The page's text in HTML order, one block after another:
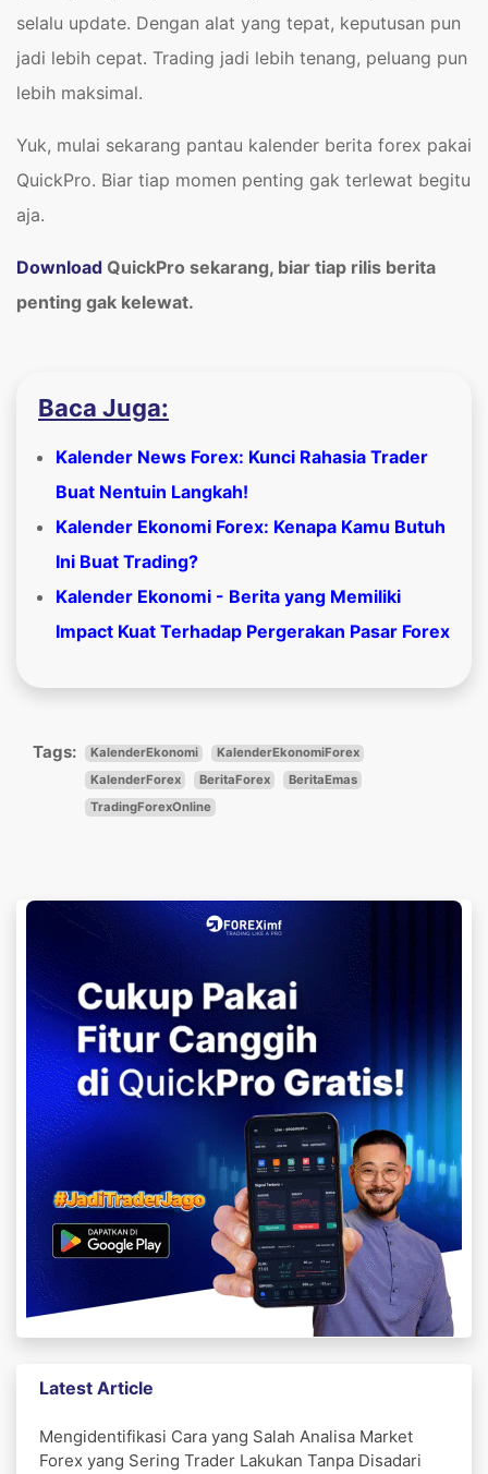
selalu update. Dengan alat yang tepat, keputusan pun
jadi lebih cepat. Trading jadi lebih tenang, peluang pun
lebih maksimal.
Yuk, mulai sekarang pantau kalender berita forex pakai
QuickPro. Biar tiap momen penting gak terlewat begitu
aja.
Download QuickPro sekarang, biar tiap rilis berita
penting gak kelewat.
Baca Juga:
Kalender News Forex: Kunci Rahasia Trader
Buat Nentuin Langkah!
Kalender Ekonomi Forex: Kenapa Kamu Butuh
Ini Buat Trading?
Kalender Ekonomi - Berita yang Memiliki
Impact Kuat Terhadap Pergerakan Pasar Forex
Tags: KalenderEkonomi
KalenderEkonomiForex
KalenderForex
BeritaForex
BeritaEmas
TradingForexOnline
Latest Article
Mengidentifikasi Cara yang Salah Analisa Market
Forex yang Sering Trader Lakukan Tanpa Disadari